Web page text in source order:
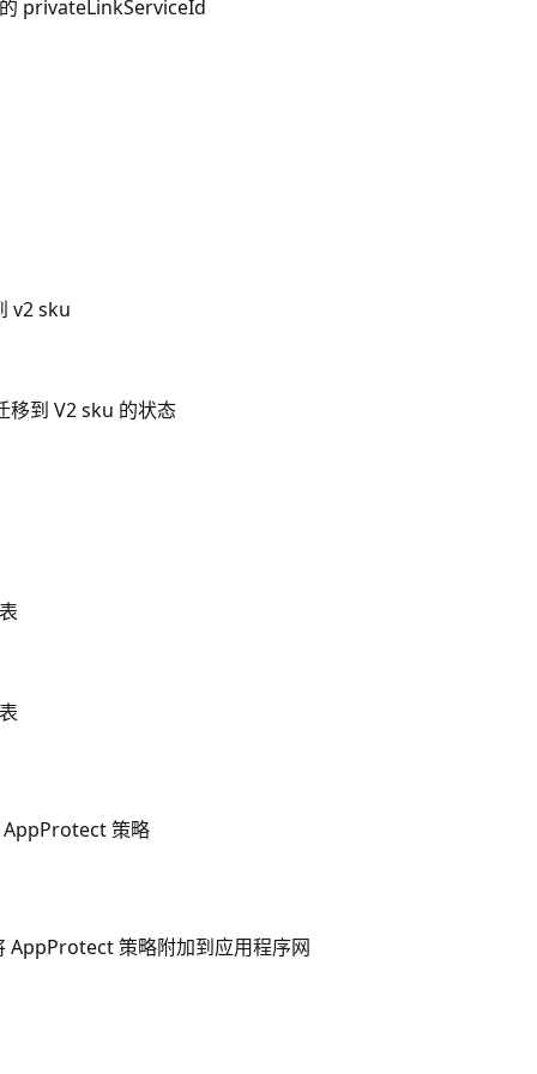
privateLinkServiceId
v2 sku
移到 V2 sku 的状态
AppProtect 策略
AppProtect 策略附加到应用程序网